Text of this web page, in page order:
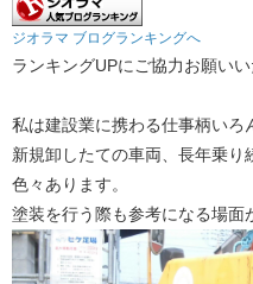
ジオラマ ブログランキングへ
ランキングUPにご協力お願い
私は建設業に携わる仕事柄いろ
新規卸したての車両、長年乗
色々あります。
塗装を行う際も参考になる場面